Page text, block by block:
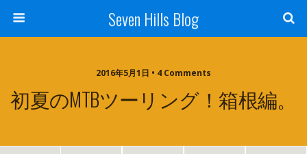
Seven Hills Blog
2016年5月1日 • 4 Comments
初夏のMTBツーリング！箱根編。